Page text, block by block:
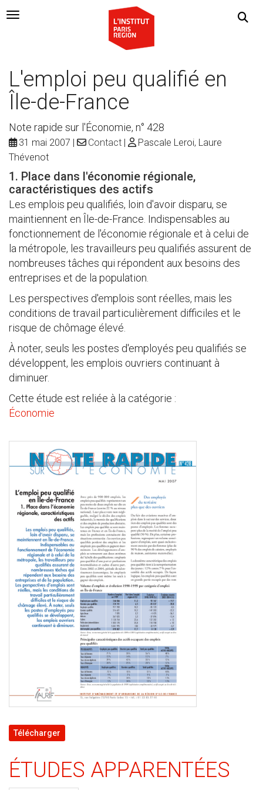
Navigation Toggle
L'emploi peu qualifié en
Île-de-France
Note rapide sur l'Économie, n° 428
31 mai 2007 Contact
Pascale Leroi, Laure
Thévenot
1. Place dans l'économie régionale,
caractéristiques des actifs
Les emplois peu qualifiés, loin d'avoir disparu, se
maintiennent en Île-de-France. Indispensables au
fonctionnement de l'économie régionale et à celui de
la métropole, les travailleurs peu qualifiés assurent de
nombreuses tâches qui répondent aux besoins des
entreprises et de la population.
Les perspectives d'emplois sont réelles, mais les
conditions de travail particulièrement difficiles et le
risque de chômage élevé.
À noter, seuls les postes d'employés peu qualifiés se
développent, les emplois ouvriers continuant à
diminuer.
Cette étude est reliée à la catégorie :
Économie
Télécharger
ÉTUDES APPARENTÉES